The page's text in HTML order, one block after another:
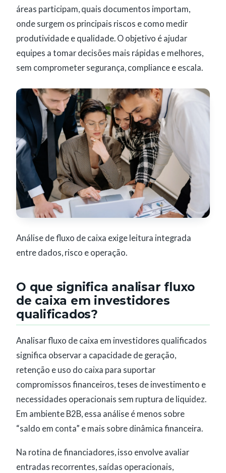
áreas participam, quais documentos importam,
onde surgem os principais riscos e como medir
produtividade e qualidade. O objetivo é ajudar
equipes a tomar decisões mais rápidas e melhores,
sem comprometer segurança, compliance e escala.
Análise de fluxo de caixa exige leitura integrada
entre dados, risco e operação.
O que significa analisar fluxo
de caixa em investidores
qualificados?
Analisar fluxo de caixa em investidores qualificados
significa observar a capacidade de geração,
retenção e uso do caixa para suportar
compromissos financeiros, teses de investimento e
necessidades operacionais sem ruptura de liquidez.
Em ambiente B2B, essa análise é menos sobre
“saldo em conta” e mais sobre dinâmica financeira.
Na rotina de financiadores, isso envolve avaliar
entradas recorrentes, saídas operacionais,